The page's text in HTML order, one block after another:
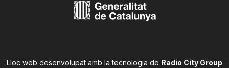
Lloc web desenvolupat amb la tecnologia de Radio City Group